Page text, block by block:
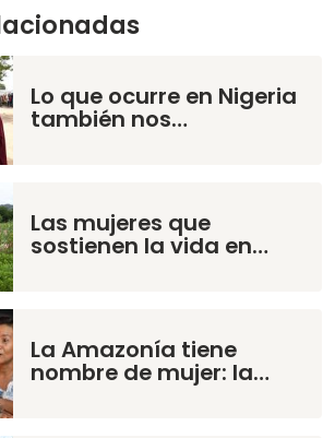
Lo que ocurre en Nigeria
también nos…
Las mujeres que
sostienen la vida en…
La Amazonía tiene
nombre de mujer: la…